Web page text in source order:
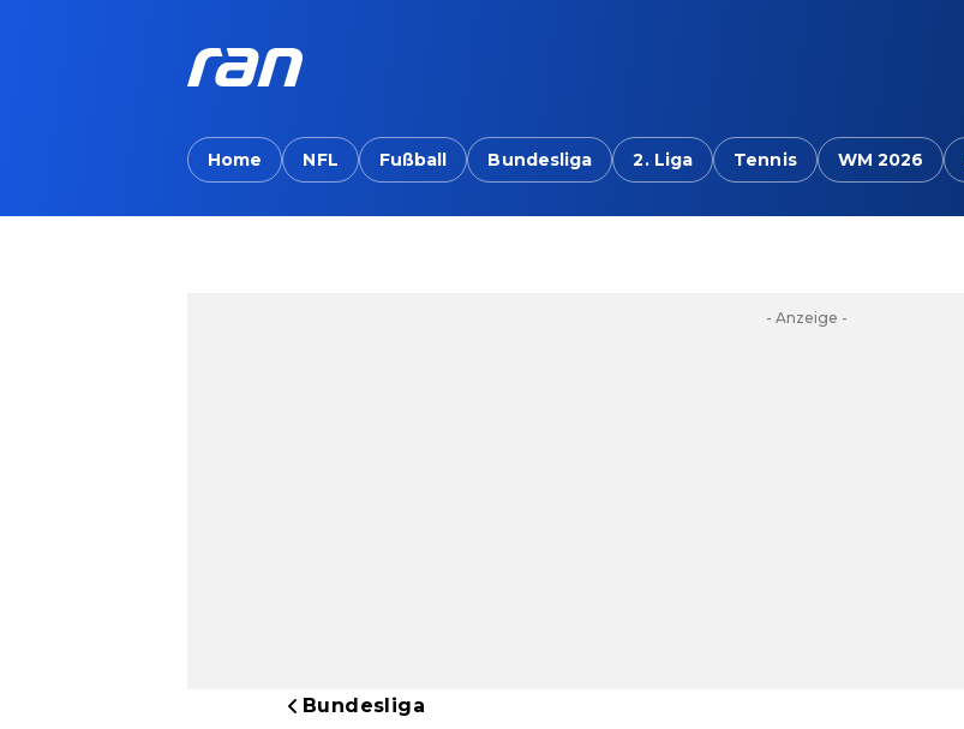
Home NFL Fußball Bundesliga 2. Liga Tennis WM 2026
- Anzeige -
Bundesliga